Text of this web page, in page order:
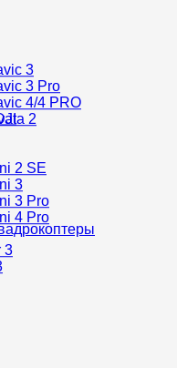
3
3 Pro
4/4 PRO
2
2 SE
3
3 Pro
4 Pro
3